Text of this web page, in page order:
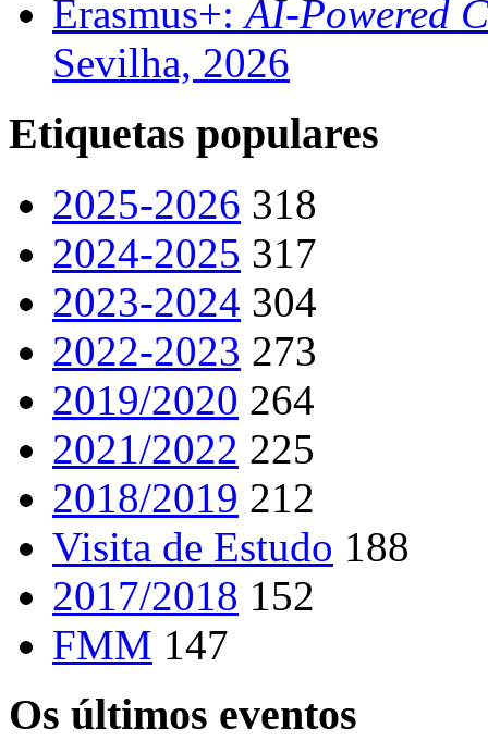
Erasmus+:AI-Powered
Sevilha, 2026
Etiquetas populares
2025-2026 318
2024-2025 317
2023-2024 304
2022-2023 273
2019/2020 264
2021/2022 225
2018/2019 212
Visita de Estudo 188
2017/2018 152
FMM 147
Os últimos eventos